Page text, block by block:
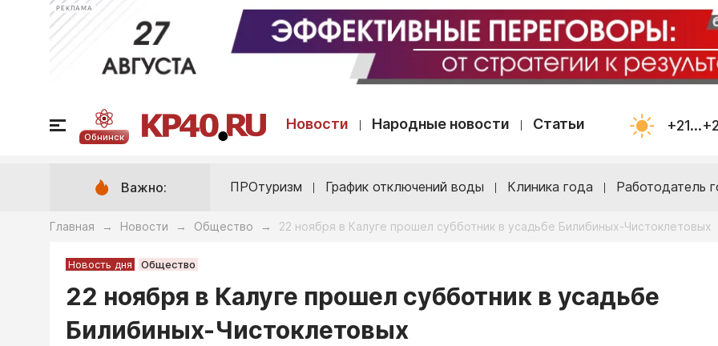
РЕКЛАМА
Обнинск
Новости Народные новости Статьи
Важно: ПРОтуризм График отключений воды Клиника года Работодатель
Главная → Новости → Общество → 22 ноября в Калуге прошел субботник в усадьбе Билибиных-Чистоклетовых
Новость дня Общество
22 ноября в Калуге прошел субботник в усадьбе
Билибиных-Чистоклетовых